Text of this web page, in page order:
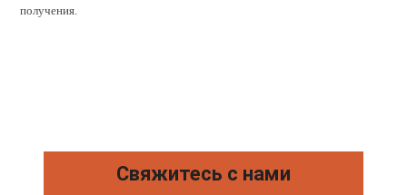
получения.
Свяжитесь с нами